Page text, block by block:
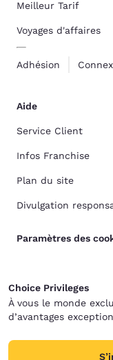
Meilleur Tarif
Voyages d'affaires
Adhésion
Aide
Service Client
Infos Franchise
Plan du site
Divulgation
Paramètres des
Choice Privileges
À vous le monde
d’avantages